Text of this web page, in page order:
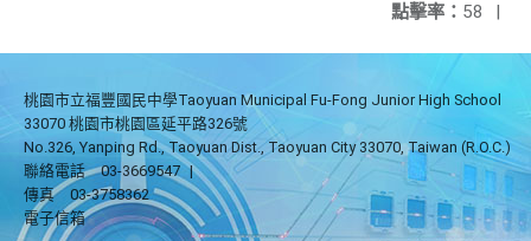
點擊率： 58 |
桃園市立福豐國民中學Taoyuan Municipal Fu-Fong Junior High School
33070 桃園市桃園區延平路326號
No.326, Yanping Rd., Taoyuan Dist., Taoyuan City 33070, Taiwan (R.O.C.)
聯絡電話
03-3669547 |
傳真
03-3758362
電子信箱